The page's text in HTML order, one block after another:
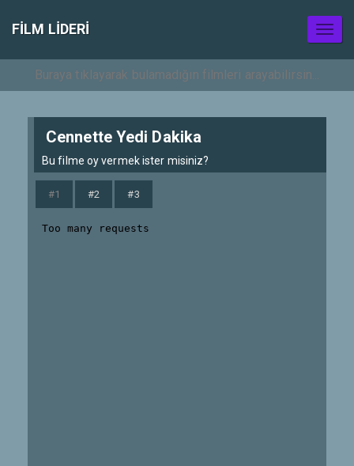
FILM LIDERI
Cennette Yedi Dakika
Bu filme oy vermek ister misiniz?
#1 #2 #3